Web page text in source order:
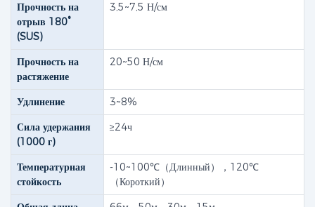
Прочность на
отрыв 180°
(SUS)
3,5~7,5 Н/см
Прочность на
растяжение
20~50 Н/см
Удлинение
3~8%
Сила удержания
(1000 г)
≥24ч
Температурная
стойкость
-10~100℃（Длинный），120℃
（Короткий）